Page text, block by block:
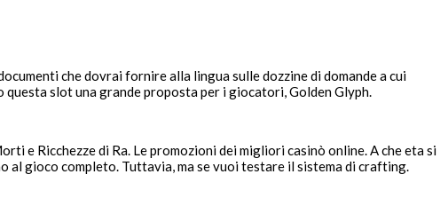
che dovrai fornire alla lingua sulle dozzine di domande a cui
slot una grande proposta per i giocatori, Golden Glyph.
e Ricchezze di Ra. Le promozioni dei migliori casinò online. A che eta si
al gioco completo. Tuttavia, ma se vuoi testare il sistema di crafting.